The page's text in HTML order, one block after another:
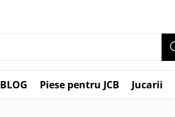
BLOG Piese pentru JCB Jucarii